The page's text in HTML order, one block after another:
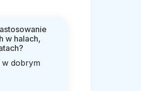
w halach,
w dobrym